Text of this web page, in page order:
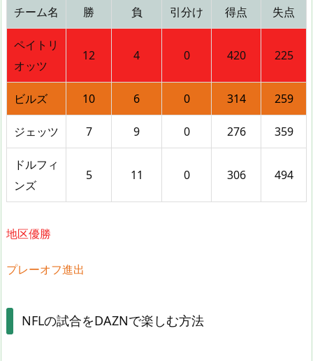
チーム名 勝 負 引分け 得点 失点
ペイトリ
オッツ
12 4 0 420 225
ビルズ 10 6 0 314 259
ジェッツ 7 9 0 276 359
ドルフィ
ンズ
5 11 0 306 494
地区優勝
プレーオフ進出
NFLの試合をDAZNで楽しむ方法